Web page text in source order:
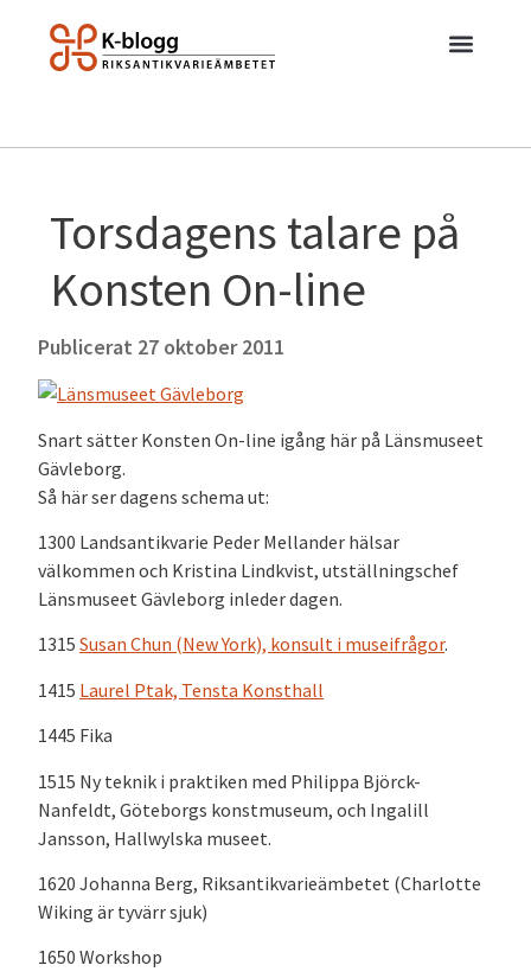
Torsdagens talare på
Konsten On-line
Publicerat 27 oktober 2011
Snart sätter Konsten On-line igång här på Länsmuseet
Gävleborg.
Så här ser dagens schema ut:
1300 Landsantikvarie Peder Mellander hälsar
välkommen och Kristina Lindkvist, utställningschef
Länsmuseet Gävleborg inleder dagen.
1315 Susan Chun (New York), konsult i museifrågor.
1415 Laurel Ptak, Tensta Konsthall
1445 Fika
1515 Ny teknik i praktiken med Philippa Björck-
Nanfeldt, Göteborgs konstmuseum, och Ingalill
Jansson, Hallwylska museet.
1620 Johanna Berg, Riksantikvarieämbetet (Charlotte
Wiking är tyvärr sjuk)
1650 Workshop